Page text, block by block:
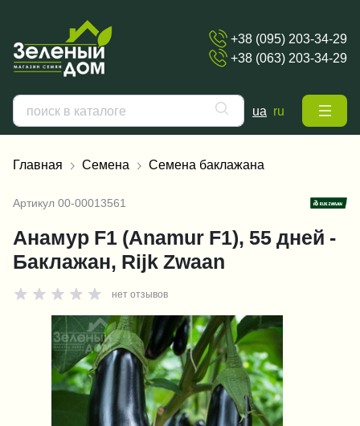
+38 (095) 203-34-29
+38 (063) 203-34-29
ua ru
Главная Семена Семена баклажана
Артикул 00-00013561
Анамур F1 (Anamur F1), 55 дней -
Баклажан, Rijk Zwaan
нет отзывов